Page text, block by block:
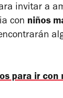
invitar a
con niños
para ir con